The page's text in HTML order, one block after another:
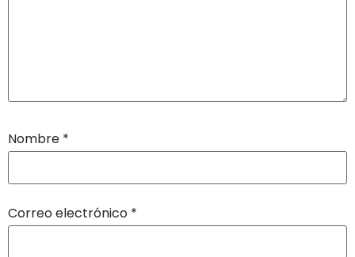
Nombre *
Correo electrónico *